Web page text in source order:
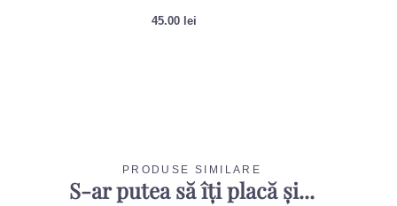
45.00 lei
PRODUSE SIMILARE
S-ar putea să îți placă și...